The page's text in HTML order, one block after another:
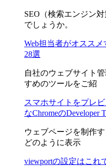
SEO（検索エンジン
でしょうか。
Web担当者がオスス
28選
自社のウェブサイト
すめのツールをご紹
スマホサイトをプレ
なChromeのDeveloper
ウェブページを制作
どのように表示
viewportの設定はこれ